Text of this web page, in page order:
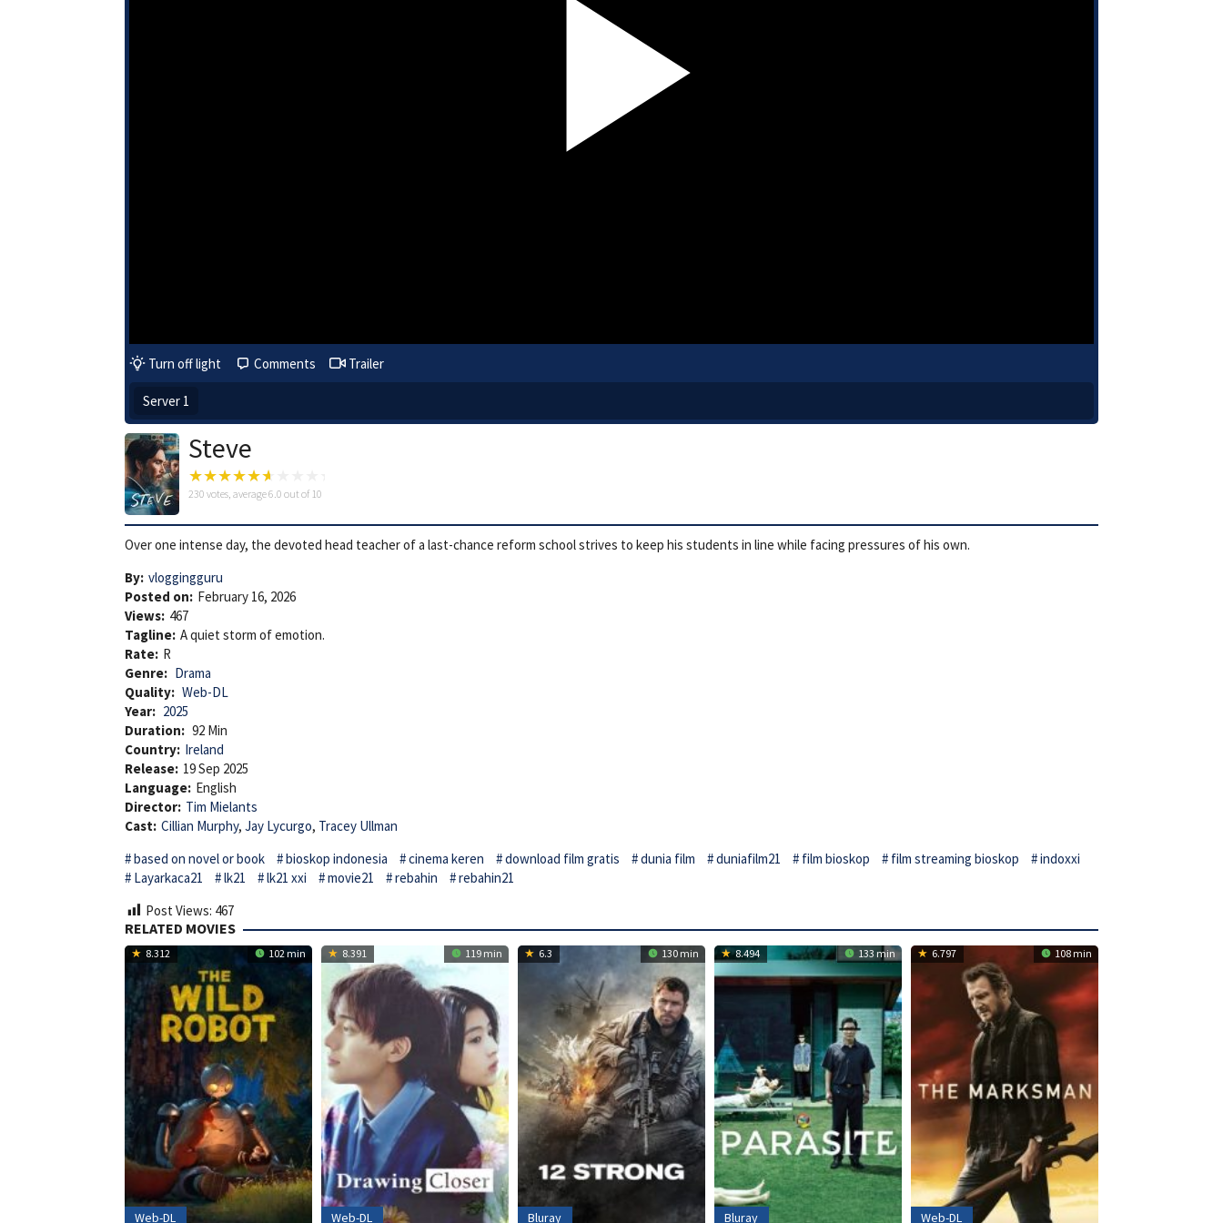
Turn off light Comments Trailer
Server 1
Steve
230 votes, average6.0 out of 10
Over one intense day, the devoted head teacher of a last-chance reform school strives to keep his students in line while facing pressures of his own.
By: vloggingguru
Posted on: February 16, 2026
Views: 467
Tagline: A quiet storm of emotion.
Rate: R
Genre: Drama
Quality: Web-DL
Year: 2025
Duration: 92 Min
Country: Ireland
Release: 19 Sep 2025
Language: English
Director: Tim Mielants
Cast: Cillian Murphy, Jay Lycurgo, Tracey Ullman
based on novel or book
bioskop indonesia cinema keren download film gratis dunia film duniafilm21 film bioskop film streaming bioskop
indoxxi
Layarkaca21
lk21 lk21 xxi movie21 rebahin
rebahin21
Post Views: 467
RELATED MOVIES
8.312 102 min
Web-DL
8.391 119 min
Web-DL
6.3 130 min
Bluray
8.494 133 min
Bluray
6.797 108 min
Web-DL